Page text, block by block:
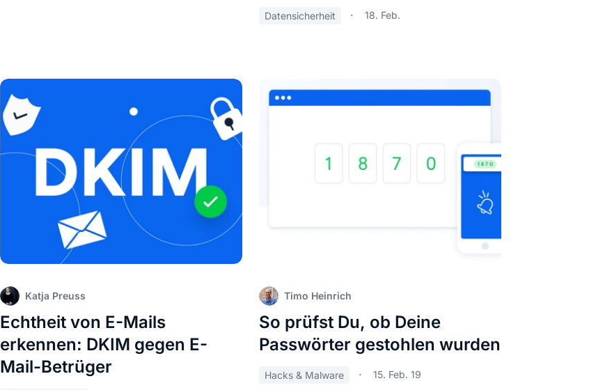
Datensicherheit 18. Feb.
Katja Preuss
Echtheit von E-Mails
erkennen: DKIM gegen E-
Mail-Betrüger
Timo Heinrich
So prüfst Du, ob Deine
Passwörter gestohlen wurden
Hacks & Malware 15. Feb. 19